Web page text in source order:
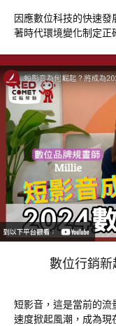
因應數位科技的快速
著時代環境變化制定正
數位行銷
短影音，這是當前的流
速度掀起風潮，成為